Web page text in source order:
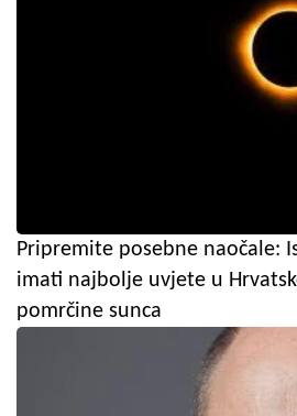
Pripremite posebne naočale:
imati najbolje uvjete u
pomrčine sunca